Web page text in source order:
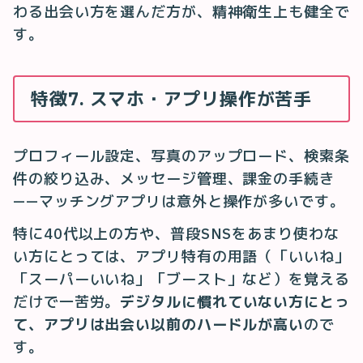
わる出会い方を選んだ方が、精神衛生上も健全で
す。
特徴7. スマホ・アプリ操作が苦手
プロフィール設定、写真のアップロード、検索条
件の絞り込み、メッセージ管理、課金の手続き
——マッチングアプリは意外と操作が多いです。
特に40代以上の方や、普段SNSをあまり使わな
い方にとっては、アプリ特有の用語（「いいね」
「スーパーいいね」「ブースト」など）を覚える
だけで一苦労。 デジタルに慣れていない方にとっ
て、アプリは出会い以前のハードルが高いので
す。